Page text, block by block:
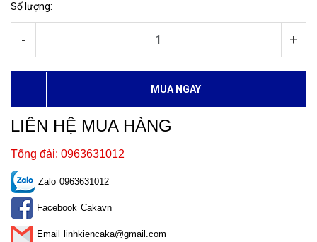
Số lượng:
- +
MUA NGAY
LIÊN HỆ MUA HÀNG
Tổng đài: 0963631012
Zalo 0963631012
Facebook Cakavn
Email linhkiencaka@gmail.com